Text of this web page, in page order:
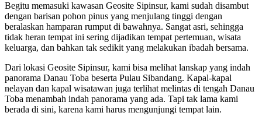
Begitu memasuki kawasan Geosite Sipinsur, kami sudah disambut
dengan barisan pohon pinus yang menjulang tinggi dengan
beralaskan hamparan rumput di bawahnya. Sangat asri, sehingga
tidak heran tempat ini sering dijadikan tempat pertemuan, wisata
keluarga, dan bahkan tak sedikit yang melakukan ibadah bersama.
Dari lokasi Geosite Sipinsur, kami bisa melihat lanskap yang indah
panorama Danau Toba beserta Pulau Sibandang. Kapal-kapal
nelayan dan kapal wisatawan juga terlihat melintas di tengah Danau
Toba menambah indah panorama yang ada. Tapi tak lama kami
berada di sini, karena kami harus mengunjungi tempat lain.